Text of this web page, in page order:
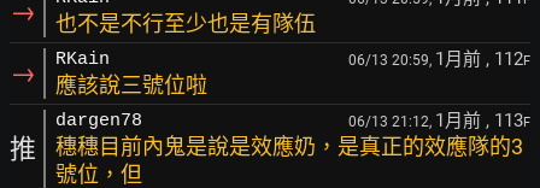
→ 也不是不行至少也是有隊伍
→ RKain 06/13 20:59, 1月前 , 112F
應該說三號位啦
推
dargen78 06/13 21:12, 1月前 , 113F
穗穗目前內鬼是說是效應奶，是真正的效應隊的3
號位，但